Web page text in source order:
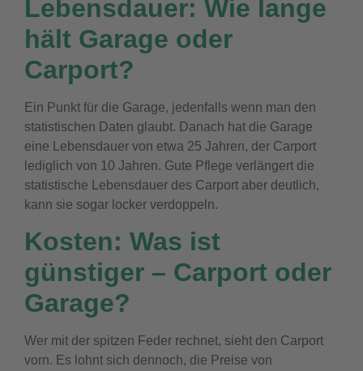
Lebensdauer: Wie lange
hält Garage oder
Carport?
Ein Punkt für die Garage, jedenfalls wenn man den
statistischen Daten glaubt. Danach hat die Garage
eine Lebensdauer von etwa 25 Jahren, der Carport
lediglich von 10 Jahren. Gute Pflege verlängert die
statistische Lebensdauer des Carport aber deutlich,
kann sie sogar locker verdoppeln.
Kosten: Was ist
günstiger – Carport oder
Garage?
Wer mit der spitzen Feder rechnet, sieht den Carport
vorn. Es lohnt sich dennoch, die Preise von